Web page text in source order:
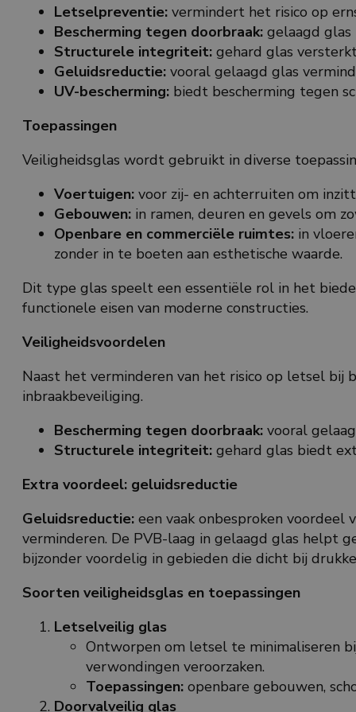
Letselpreventie: vermindert het risico op
Bescherming tegen doorbraak: gelaagd glas
Structurele integriteit: gehard glas
Geluidsreductie: vooral gelaagd glas
UV-bescherming: biedt bescherming tegen
Toepassingen
Veiligheidsglas wordt gebruikt in diverse
Voertuigen: voor zij- en achterruiten om
Gebouwen: in ramen, deuren en gevels om
Openbare en commerciële ruimtes: in
zonder in te boeten aan esthetische waarde.
Dit type glas speelt een essentiële rol in het
functionele eisen van moderne constructies.
Veiligheidsvoordelen
Naast het verminderen van het risico op letsel bij
inbraakbeveiliging.
Bescherming tegen doorbraak: vooral
Structurele integriteit: gehard glas biedt
Extra voordeel: geluidsreductie
Geluidsreductie: een vaak onbesproken voordeel
verminderen. De PVB-laag in gelaagd glas helpt
bijzonder voordelig in gebieden die dicht bij
Soorten veiligheidsglas en toepassingen
Letselveilig glas
Ontworpen om letsel te minimaliseren
verwondingen veroorzaken.
Toepassingen: openbare gebouwen,
Doorvalveilig glas